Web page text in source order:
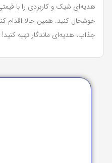
هدیه‌ای شیک و کاربردی را با
جذاب، هدیه‌ای ماندگار تهیه کنید!